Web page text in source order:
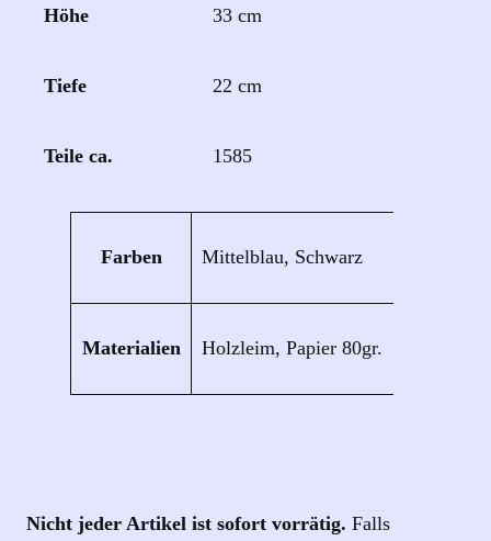
Höhe 33 cm
Tiefe 22 cm
Teile ca. 1585
Farben
Mittelblau, Schwarz
Materialien Holzleim, Papier 80gr.
Nicht jeder Artikel ist sofort vorrätig. Falls